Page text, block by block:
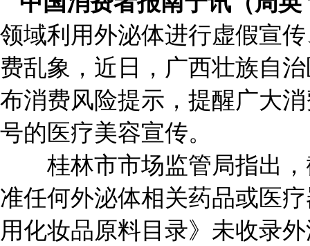
领域利用外泌体进行虚假宣
费乱象，近日，广西壮族自
布消费风险提示，提醒广大
号的医疗美容宣传。
桂林市市场监管局指出，
准任何外泌体相关药品或医
用化妆品原料目录》未收录